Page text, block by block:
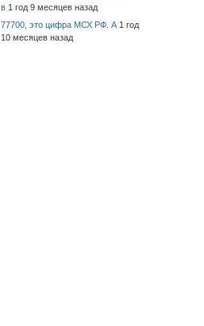
в 1 год 9 месяцев назад
77700, это цифра МСХ РФ. А 1 год
10 месяцев назад